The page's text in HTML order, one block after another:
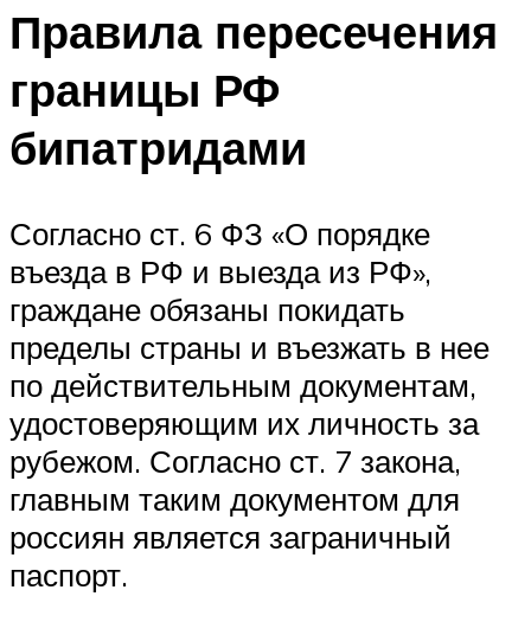
Правила пересечения
границы РФ
бипатридами
Согласно ст. 6 ФЗ «О порядке
въезда в РФ и выезда из РФ»,
граждане обязаны покидать
пределы страны и въезжать в нее
по действительным документам,
удостоверяющим их личность за
рубежом. Согласно ст. 7 закона,
главным таким документом для
россиян является заграничный
паспорт.